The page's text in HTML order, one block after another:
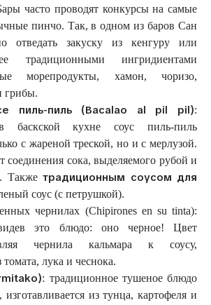
часто проводят конкурсы на самые
пинчо. Так, в одном из баров Сан
отведать закуску из кенгуру или
традиционными ингридиентами
морепродукты, хамон, чоризо,
грибы.
пиль-пиль (Bacalao al pil pil):
баскской кухне соус пиль-пиль
с жареной треской, но и с мерлузой.
соединения сока, выделяемого рубой и
Такжетрадиционным соусом для
соус (с петрушкой).
чернилах (Chipirones en su tinta):
это блюдо: оно черное! Цвет
чернила кальмара к соусу,
томата, лука и чеснока.
: традиционное тушеное блюдо
из тунца, картофеля и